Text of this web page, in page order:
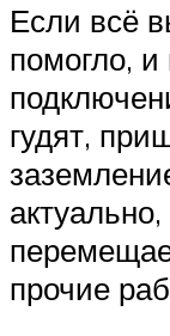
Если всё
помогло,
гудят,
прочие